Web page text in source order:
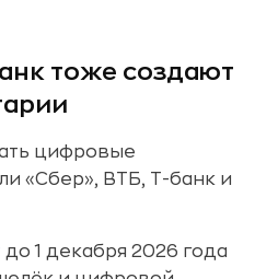
тоже создают
цифровые
«Сбер», ВТБ, Т-банк и
до 1 декабря 2026 года